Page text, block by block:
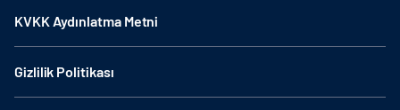
KVKK Aydınlatma Metni
Gizlilik Politikası